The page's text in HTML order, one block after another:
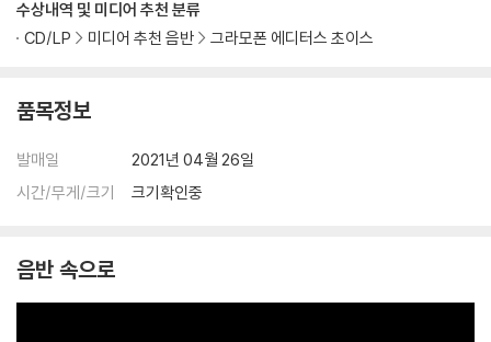
수상내역 및 미디어 추천 분류
CD/LP
미디어 추천 음반 그라모폰 에디터스 초이스
품목정보
발매일
2021년 04월 26일
시간/무게/크기
크기확인중
음반 속으로